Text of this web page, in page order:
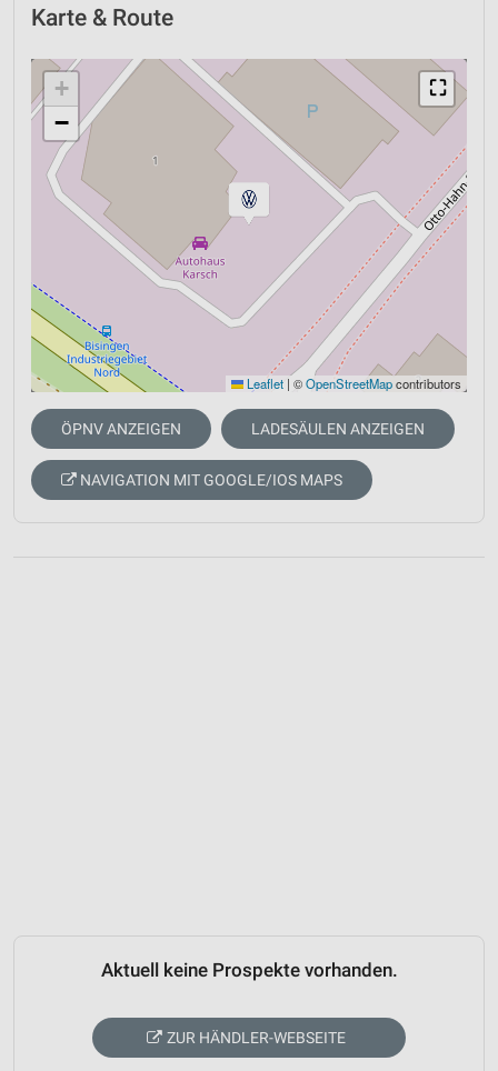
Karte & Route
⛶
+
−
Leaflet | ©OpenStreetMapcontributors
ÖPNV ANZEIGEN LADESÄULEN ANZEIGEN
NAVIGATION MIT GOOGLE/IOS MAPS
Aktuell keine Prospekte vorhanden.
ZUR HÄNDLER-WEBSEITE